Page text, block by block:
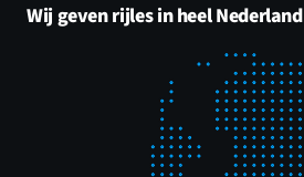
Wij geven rijles in heel Nederland